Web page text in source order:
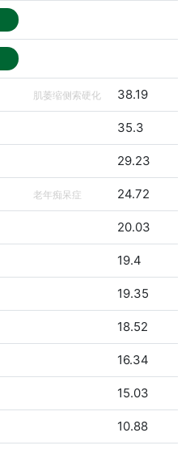
肌萎缩侧索硬化 38.19
35.3
29.23
老年痴呆症 24.72
20.03
19.4
19.35
18.52
16.34
15.03
10.88